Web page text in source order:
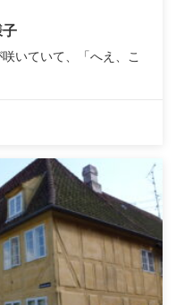
子
いていて、「へえ、こ